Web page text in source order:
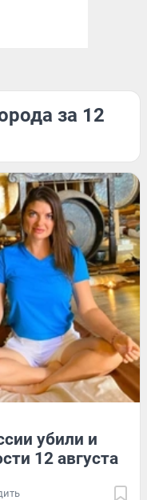
за 12
убили и
12 августа